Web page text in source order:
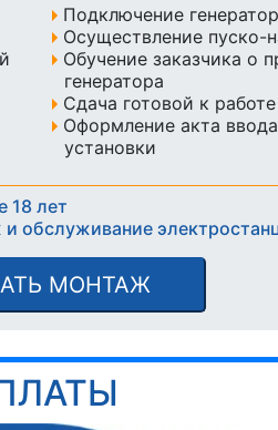
Подключение
Осуществление пуско-
Обучение заказчика о
генератора
Сдача готовой к
Оформление акта
установки
18 лет
обслуживание
МОНТАЖ